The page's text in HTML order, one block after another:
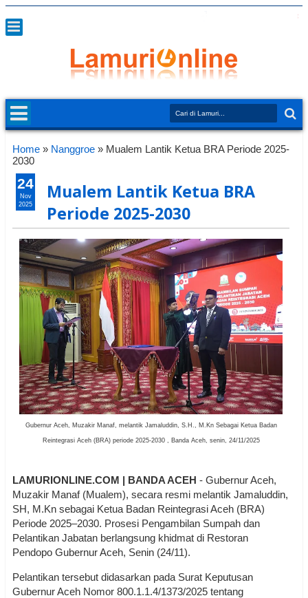
Home » Nanggroe » Mualem Lantik Ketua BRA Periode 2025-
2030
Mualem Lantik Ketua BRA
Periode 2025-2030
Gubernur Aceh, Muzakir Manaf, melantik Jamaluddin, S.H., M.Kn Sebagai Ketua Badan
Reintegrasi Aceh (BRA) periode 2025-2030 , Banda Aceh, senin, 24/11/2025
LAMURIONLINE.COM | BANDA ACEH - Gubernur Aceh,
Muzakir Manaf (Mualem), secara resmi melantik Jamaluddin,
SH, M.Kn sebagai Ketua Badan Reintegrasi Aceh (BRA)
Periode 2025–2030. Prosesi Pengambilan Sumpah dan
Pelantikan Jabatan berlangsung khidmat di Restoran
Pendopo Gubernur Aceh, Senin (24/11).
Pelantikan tersebut didasarkan pada Surat Keputusan
Gubernur Aceh Nomor 800.1.1.4/1373/2025 tentang
24
Nov
2025